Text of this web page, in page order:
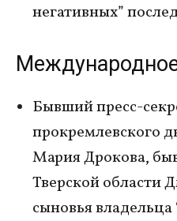
негативных”
Бывший пресс-
прокремлевского
Мария Дрокова,
Тверской области
сыновья